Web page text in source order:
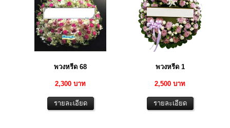
พวงหรีด 68
2,300 บาท
พวงหรีด 1
2,500 บาท